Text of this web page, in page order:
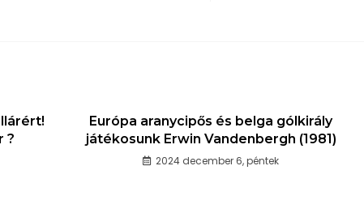
?
Európa aranycipős és belga gólkirály
játékosunk Erwin Vandenbergh (1981)
2024 december 6, péntek